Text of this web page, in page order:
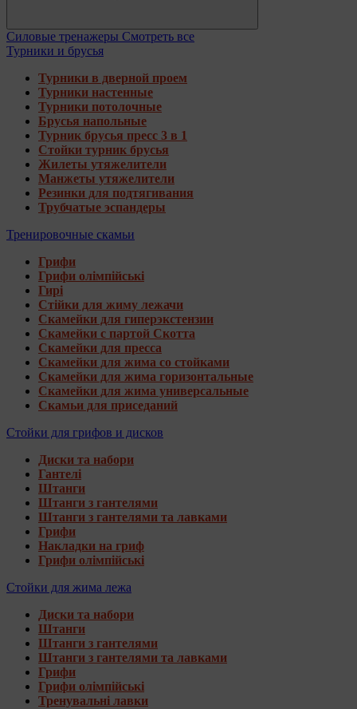
Силовые тренажеры Смотреть все
Турники и брусья
Турники в дверной проем
Турники настенные
Турники потолочные
Брусья напольные
Турник брусья пресс 3 в 1
Стойки турник брусья
Жилеты утяжелители
Манжеты утяжелители
Резинки для подтягивания
Трубчатые эспандеры
Тренировочные скамьи
Грифи
Грифи олімпійські
Гирі
Стійки для жиму лежачи
Скамейки для гиперэкстензии
Скамейки с партой Скотта
Скамейки для пресса
Скамейки для жима со стойками
Скамейки для жима горизонтальные
Скамейки для жима универсальные
Скамьи для приседаний
Стойки для грифов и дисков
Диски та набори
Гантелі
Штанги
Штанги з гантелями
Штанги з гантелями та лавками
Грифи
Накладки на гриф
Грифи олімпійські
Стойки для жима лежа
Диски та набори
Штанги
Штанги з гантелями
Штанги з гантелями та лавками
Грифи
Грифи олімпійські
Тренувальні лавки